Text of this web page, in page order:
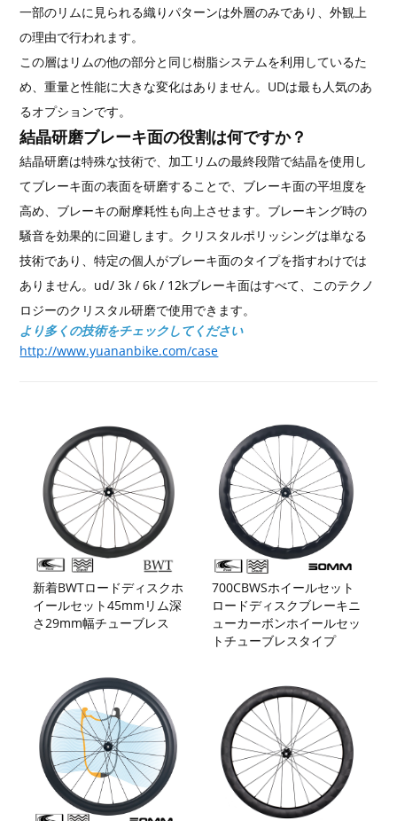
一部のリムに見られる織りパターンは外層のみであり、外観上
の理由で行われます。
この層はリムの他の部分と同じ樹脂システムを利用しているた
め、重量と性能に大きな変化はありません。UDは最も人気のあ
るオプションです。
結晶研磨ブレーキ面の役割は何ですか？
結晶研磨は特殊な技術で、加工リムの最終段階で結晶を使用し
てブレーキ面の表面を研磨することで、ブレーキ面の平坦度を
高め、ブレーキの耐摩耗性も向上させます。ブレーキング時の
騒音を効果的に回避します。クリスタルポリッシングは単なる
技術であり、特定の個人がブレーキ面のタイプを指すわけでは
ありません。ud/ 3k / 6k / 12kブレーキ面はすべて、このテクノ
ロジーのクリスタル研磨で使用できます。
より多くの技術をチェックしてください
http://www.yuananbike.com/case
新着BWTロードディスクホ
イールセット45mmリム深
さ29mm幅チューブレス
700CBWSホイールセット
ロードディスクブレーキニ
ューカーボンホイールセッ
トチューブレスタイプ